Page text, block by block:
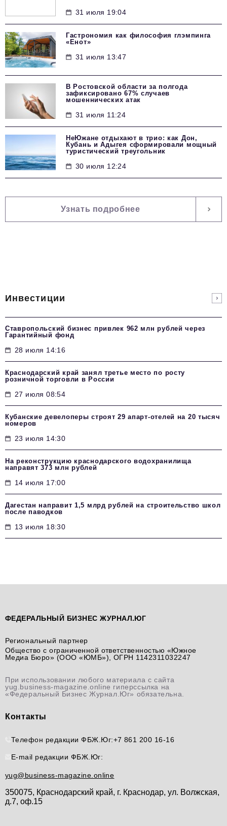
31 июля 19:04
Гастрономия как философия глэмпинга
«Енот»
31 июля 13:47
В Ростовской области за полгода
зафиксировано 67% случаев
мошеннических атак
31 июля 11:24
НеЮжане отдыхают в трио: как Дон,
Кубань и Адыгея сформировали мощный
туристический треугольник
30 июля 12:24
Узнать подробнее
Инвестиции
Ставропольский бизнес привлек 962 млн рублей через
Гарантийный фонд
28 июля 14:16
Краснодарский край занял третье место по росту
розничной торговли в России
27 июля 08:54
Кубанские девелоперы строят 29 апарт-отелей на 20 тысяч
номеров
23 июля 14:30
На реконструкцию краснодарского водохранилища
направят 373 млн рублей
14 июля 17:00
Дагестан направит 1,5 млрд рублей на строительство школ
после паводков
13 июля 18:30
ФЕДЕРАЛЬНЫЙ БИЗНЕС ЖУРНАЛ.ЮГ
Региональный партнер
Общество с ограниченной ответственностью «Южное
Медиа Бюро» (ООО «ЮМБ»), ОГРН 1142311032247
При использовании любого материала с сайта
yug.business-magazine.online гиперссылка на
«Федеральный Бизнес Журнал.Юг» обязательна.
Контакты
Телефон редакции ФБЖ.Юг:+7 861 200 16-16
E-mail редакции ФБЖ.Юг:
yug@business-magazine.online
350075, Краснодарский край, г. Краснодар, ул. Волжская,
д.7, оф.15